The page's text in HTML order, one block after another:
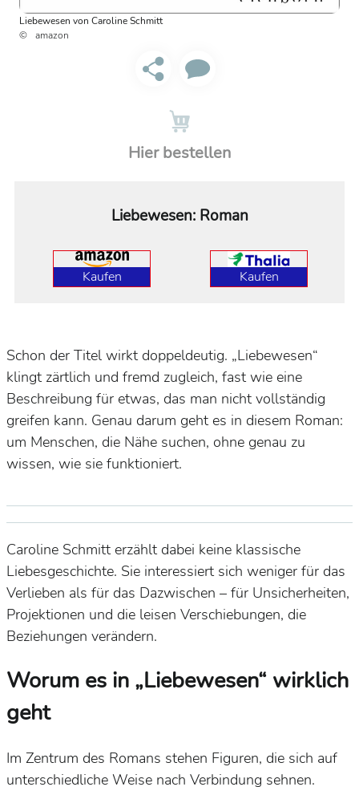
Liebewesen von Caroline Schmitt
amazon
Hier bestellen
Liebewesen: Roman
Kaufen Kaufen
Schon der Titel wirkt doppeldeutig. „Liebewesen“
klingt zärtlich und fremd zugleich, fast wie eine
Beschreibung für etwas, das man nicht vollständig
greifen kann. Genau darum geht es in diesem Roman:
um Menschen, die Nähe suchen, ohne genau zu
wissen, wie sie funktioniert.
Caroline Schmitt erzählt dabei keine klassische
Liebesgeschichte. Sie interessiert sich weniger für das
Verlieben als für das Dazwischen – für Unsicherheiten,
Projektionen und die leisen Verschiebungen, die
Beziehungen verändern.
Worum es in „Liebewesen“ wirklich
geht
Im Zentrum des Romans stehen Figuren, die sich auf
unterschiedliche Weise nach Verbindung sehnen.